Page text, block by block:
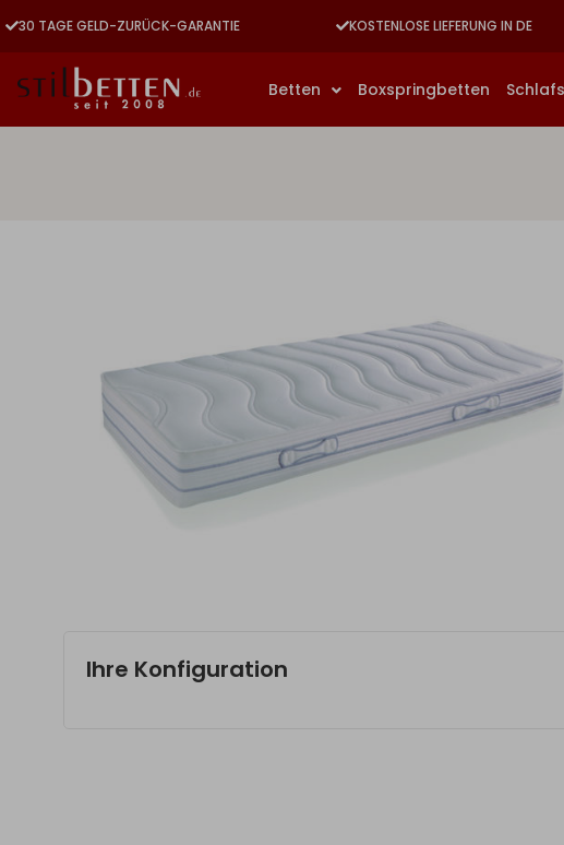
30 TAGE GELD-ZURÜCK-GARANTIE KOSTENLOSE LIEFERUNG IN DE
Betten Boxspringbetten
Ihre Konfiguration